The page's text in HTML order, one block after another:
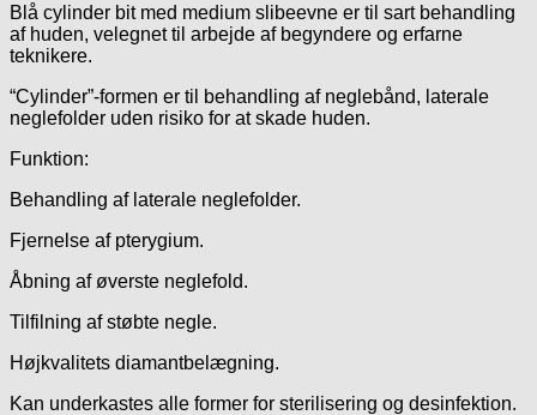
Blå cylinder bit med medium slibeevne er til sart behandling
af huden, velegnet til arbejde af begyndere og erfarne
teknikere.
“Cylinder”-formen er til behandling af neglebånd, laterale
neglefolder uden risiko for at skade huden.
Funktion:
Behandling af laterale neglefolder.
Fjernelse af pterygium.
Åbning af øverste neglefold.
Tilfilning af støbte negle.
Højkvalitets diamantbelægning.
Kan underkastes alle former for sterilisering og desinfektion.